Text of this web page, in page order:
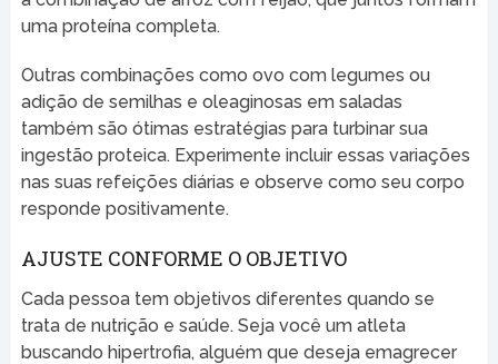
uma proteína completa.
Outras combinações como ovo com legumes ou
adição de semilhas e oleaginosas em saladas
também são ótimas estratégias para turbinar sua
ingestão proteica. Experimente incluir essas variações
nas suas refeições diárias e observe como seu corpo
responde positivamente.
AJUSTE CONFORME O OBJETIVO
Cada pessoa tem objetivos diferentes quando se
trata de nutrição e saúde. Seja você um atleta
buscando hipertrofia, alguém que deseja emagrecer